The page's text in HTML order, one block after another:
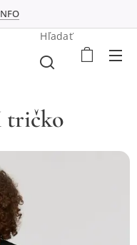
Hľadať
tričko